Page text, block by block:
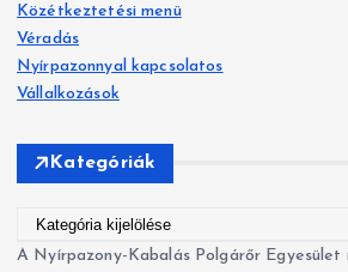
Közétkeztetési menü
Véradás
Nyírpazonnyal kapcsolatos
Vállalkozások
Kategóriák
a
A Nyírpazony-Kabalás Polgárőr Egyesület